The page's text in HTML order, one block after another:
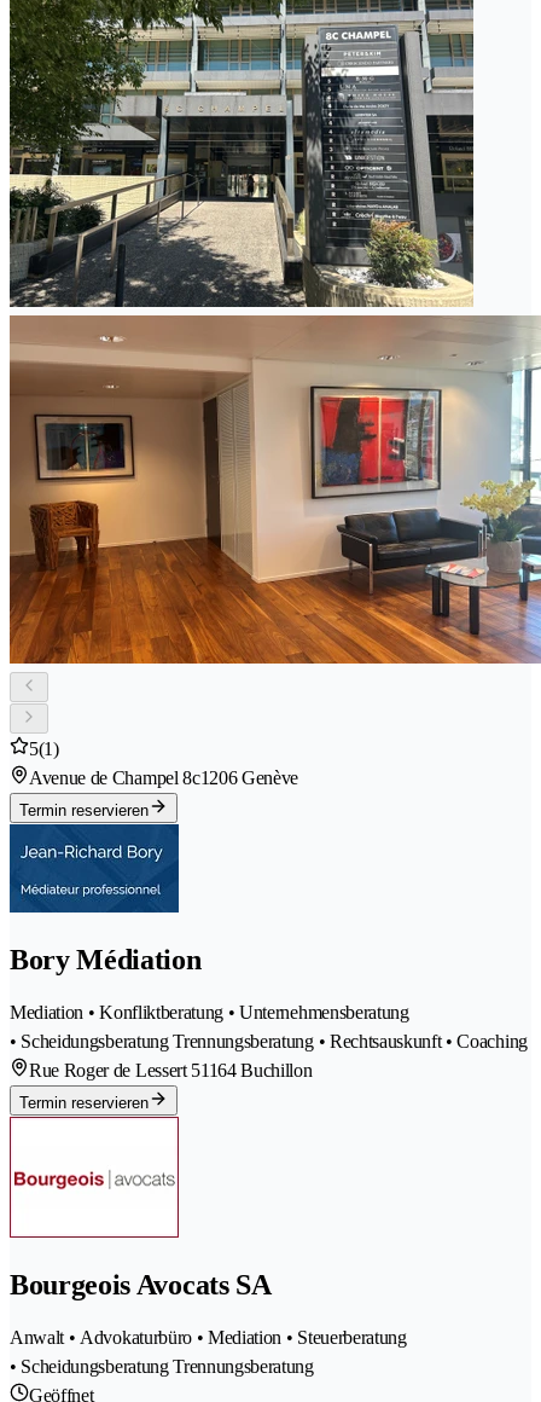
5(1)
Avenue de Champel 8c1206 Genève
Termin reservieren
Bory Médiation
Mediation • Konfliktberatung • Unternehmensberatung
• Scheidungsberatung Trennungsberatung • Rechtsauskunft • Coaching
Rue Roger de Lessert 51164 Buchillon
Termin reservieren
Bourgeois Avocats SA
Anwalt • Advokaturbüro • Mediation • Steuerberatung
• Scheidungsberatung Trennungsberatung
Geöffnet